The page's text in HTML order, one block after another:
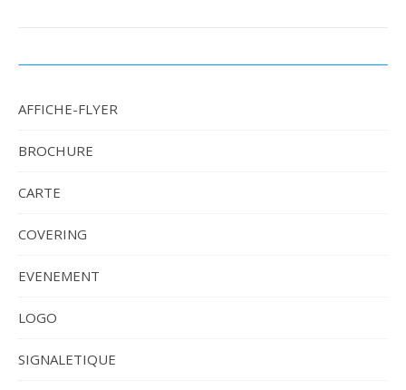
AFFICHE-FLYER
BROCHURE
CARTE
COVERING
EVENEMENT
LOGO
SIGNALETIQUE